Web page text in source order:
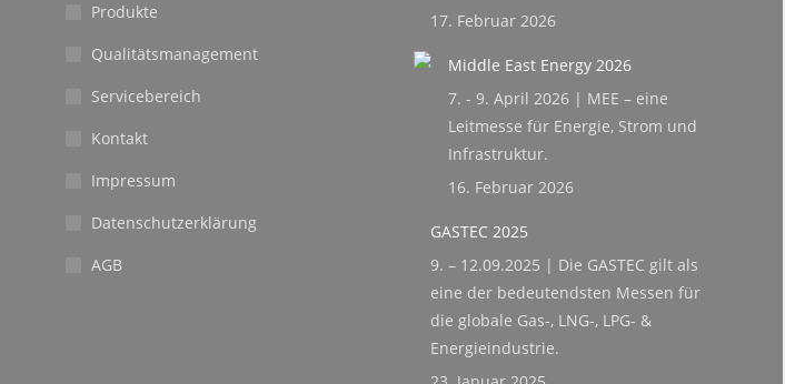
Produkte
Qualitätsmanagement
Servicebereich
Kontakt
Impressum
Datenschutzerklärung
AGB
17. Februar 2026
Middle East Energy 2026
7. - 9. April 2026 | MEE – eine
Leitmesse für Energie, Strom und
Infrastruktur.
16. Februar 2026
GASTEC 2025
9. – 12.09.2025 | Die GASTEC gilt als
eine der bedeutendsten Messen für
die globale Gas-, LNG-, LPG- &
Energieindustrie.